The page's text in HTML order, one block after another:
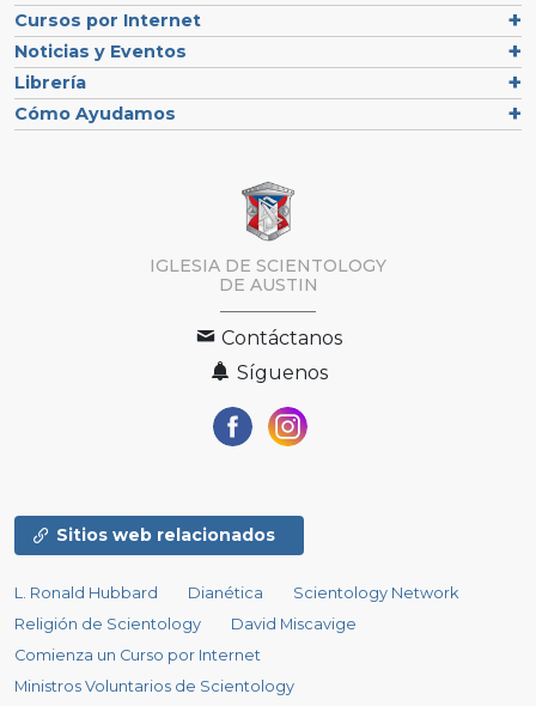
Cursos por Internet
Noticias y Eventos
Librería
Cómo Ayudamos
IGLESIA DE SCIENTOLOGY
DE AUSTIN
Contáctanos
Síguenos
Sitios web relacionados
L. Ronald Hubbard Dianética
Scientology Network
Religión de Scientology
David Miscavige
Comienza un Curso por Internet
Ministros Voluntarios de Scientology